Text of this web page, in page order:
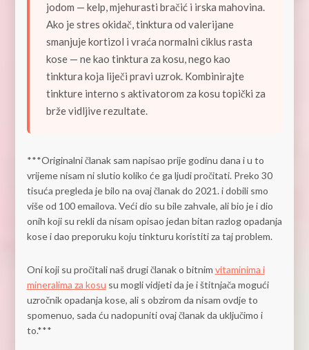
jodom — kelp, mjehurasti bračić i irska mahovina.
Ako je stres okidač, tinktura od valerijane
smanjuje kortizol i vraća normalni ciklus rasta
kose — ne kao tinktura za kosu, nego kao
tinktura koja liječi pravi uzrok. Kombinirajte
tinkture interno s aktivatorom za kosu topički za
brže vidljive rezultate.
***Originalni članak sam napisao prije godinu dana i u to
vrijeme nisam ni slutio koliko će ga ljudi pročitati. Preko 30
tisuća pregleda je bilo na ovaj članak do 2021. i dobili smo
više od 100 emailova. Veći dio su bile zahvale, ali bio je i dio
onih koji su rekli da nisam opisao jedan bitan razlog opadanja
kose i dao preporuku koju tinkturu koristiti za taj problem.
Oni koji su pročitali naš drugi članak o bitnim vitaminima i
mineralima za kosu su mogli vidjeti da je i štitnjača mogući
uzročnik opadanja kose, ali s obzirom da nisam ovdje to
spomenuo, sada ću nadopuniti ovaj članak da uključimo i
to.***